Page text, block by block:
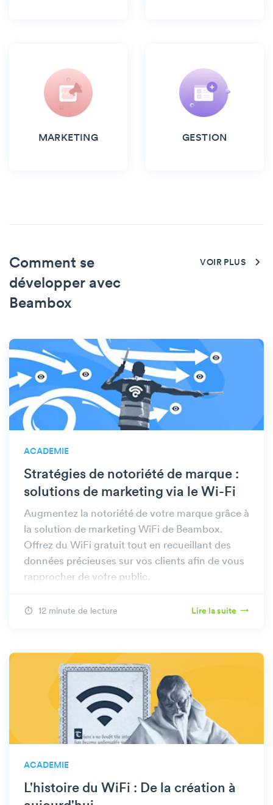
MARKETING GESTION
Comment se
développer avec
Beambox
VOIR PLUS
ACADEMIE
Stratégies de notoriété de marque :
solutions de marketing via le Wi-Fi
Augmentez la notoriété de votre marque grâce à
la solution de marketing WiFi de Beambox.
Offrez du WiFi gratuit tout en recueillant des
données précieuses sur vos clients afin de vous
rapprocher de votre public.
12 minute de lecture Lire la suite
ACADEMIE
L'histoire du WiFi : De la création à